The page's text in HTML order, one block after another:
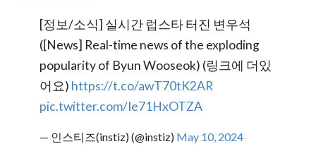
[정보/소식] 실시간 럽스타 터진 변우석
([News] Real-time news of the exploding
popularity of Byun Wooseok) (링크에 더있
어요) https://t.co/awT70tK2AR
pic.twitter.com/Ie71HxOTZA
— 인스티즈(instiz) (@instiz) May 10, 2024